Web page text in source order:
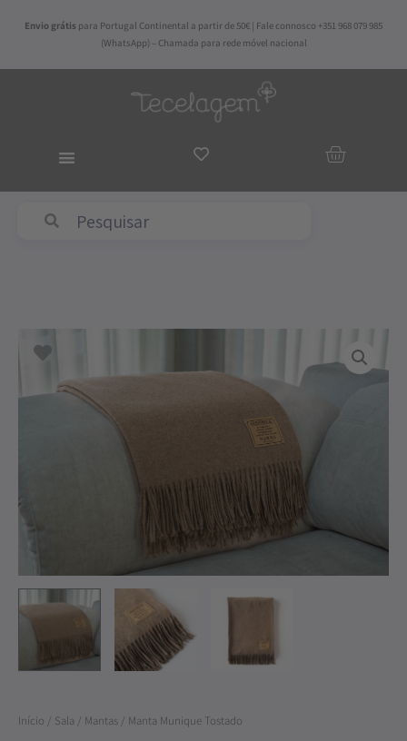
Envio grátis para Portugal Continental a partir de 50€ | Fale connosco +351 968 079 985
(WhatsApp) – Chamada para rede móvel nacional
AO
Início / Sala / Mantas / Manta Munique Tostado